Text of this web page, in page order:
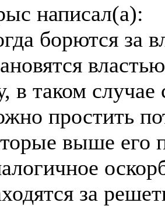
написал(а):
борются за
в таком случае
простить
выше его
за